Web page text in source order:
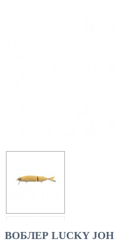
ВОБЛЕР LUCKY